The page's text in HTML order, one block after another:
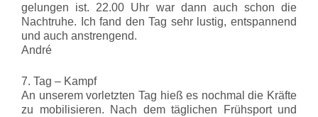
gelungen ist. 22.00 Uhr war dann auch schon die
Nachtruhe. Ich fand den Tag sehr lustig, entspannend
und auch anstrengend.
André
7. Tag – Kampf
An unserem vorletzten Tag hieß es nochmal die Kräfte
zu mobilisieren. Nach dem täglichen Frühsport und